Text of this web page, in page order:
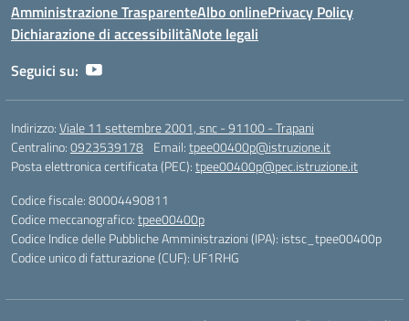
Amministrazione TrasparenteAlbo onlinePrivacy Policy
Dichiarazione di accessibilitàNote legali
Seguici su:
Indirizzo:Viale 11 settembre 2001, snc - 91100 - Trapani
Centralino:0923539178 Email:tpee00400p@istruzione.it
Posta elettronica certificata (PEC):tpee00400p@pec.istruzione.it
Codice fiscale: 80004490811
Codice meccanografico:tpee00400p
Codice Indice delle Pubbliche Amministrazioni (IPA): istsc_tpee00400p
Codice unico di fatturazione (CUF): UF1RHG